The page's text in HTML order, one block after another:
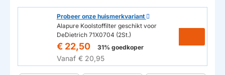
Probeer onze huismerkvariant
Alapure Koolstoffilter geschikt voor
DeDietrich 71X0704 (2St.)
€ 22,50 31% goedkoper
Vanaf € 20,95